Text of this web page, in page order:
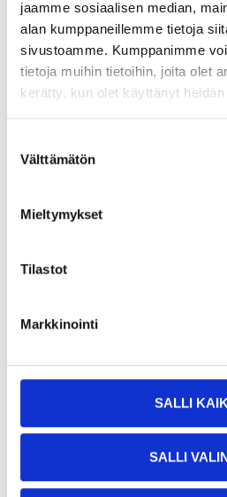
jaamme sosiaalisen median,
alan kumppaneillemme tietoja
sivustoamme. Kumppanimme
tietoja muihin tietoihin, joita olet
kerätty, kun olet käyttänyt heidän
valinta
Välttämätön
Mieltymykset
Tilastot
Markkinointi
SALLI
SALLI
39 95
Portable solar panel,
21 W
25-5030
4995
25-5081